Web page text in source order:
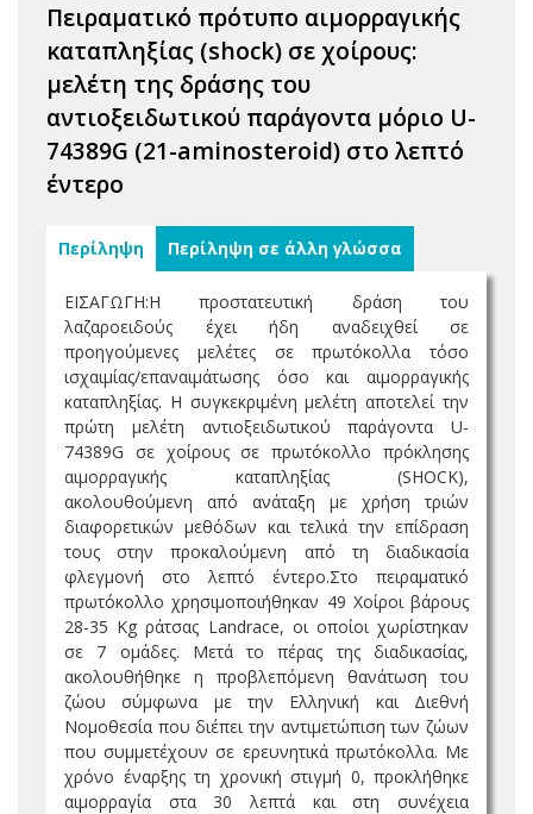
Πειραματικό πρότυπο αιμορραγικής
καταπληξίας (shock) σε χοίρους:
μελέτη της δράσης του
αντιοξειδωτικού παράγοντα μόριο U-
74389G (21-aminosteroid) στο λεπτό
έντερο
Περίληψη Περίληψη σε άλλη γλώσσα
ΕΙΣΑΓΩΓΗ:Η προστατευτική δράση του
λαζαροειδούς έχει ήδη αναδειχθεί σε
προηγούμενες μελέτες σε πρωτόκολλα τόσο
ισχαιμίας/επαναιμάτωσης όσο και αιμορραγικής
καταπληξίας. Η συγκεκριμένη μελέτη αποτελεί την
πρώτη μελέτη αντιοξειδωτικού παράγοντα U-
74389G σε χοίρους σε πρωτόκολλο πρόκλησης
αιμορραγικής καταπληξίας (SHOCK),
ακολουθούμενη από ανάταξη με χρήση τριών
διαφορετικών μεθόδων και τελικά την επίδραση
τους στην προκαλούμενη από τη διαδικασία
φλεγμονή στο λεπτό έντερο.Στο πειραματικό
πρωτόκολλο χρησιμοποιήθηκαν 49 Χοίροι βάρους
28-35 Kg ράτσας Landrace, οι οποίοι χωρίστηκαν
σε 7 ομάδες. Μετά το πέρας της διαδικασίας,
ακολουθήθηκε η προβλεπόμενη θανάτωση του
ζώου σύμφωνα με την Ελληνική και Διεθνή
Νομοθεσία που διέπει την αντιμετώπιση των ζώων
που συμμετέχουν σε ερευνητικά πρωτόκολλα. Με
χρόνο έναρξης τη χρονική στιγμή 0, προκλήθηκε
αιμορραγία στα 30 λεπτά και στη συνέχεια